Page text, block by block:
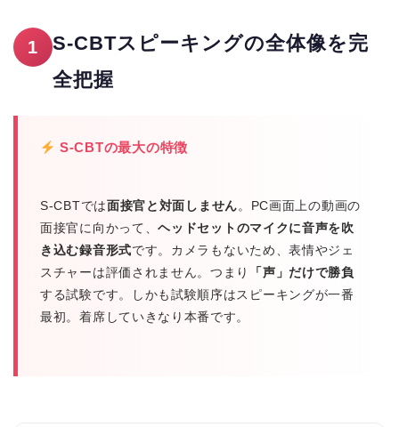
1
S-CBTスピーキングの全体像を完
全把握
S-CBTの最大の特徴
S-CBTでは面接官と対面しません。PC画面上の動画の
面接官に向かって、ヘッドセットのマイクに音声を吹
き込む録音形式です。カメラもないため、表情やジェ
スチャーは評価されません。つまり
「声」だけで勝負
する試験です。しかも試験順序はスピーキングが一番
最初。着席していきなり本番です。